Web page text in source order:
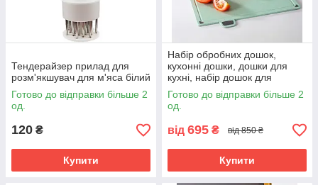
Тендерайзер прилад для
розм'якшувач для м'яса білий
Готово до відправки більше 2
од.
120 ₴
Купити
Набір обробних дошок,
кухонні дошки, дошки для
кухні, набір дошок для
нарізки, пластикові дошки
для кухні
Готово до відправки більше 2
од.
від 695 ₴ від 850 ₴
Купити